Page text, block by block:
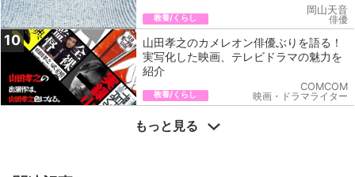
教養/くらし
岡山天音
俳優
10
山田孝之のカメレオン俳優ぶりを語る！
実写化した映画、テレビドラマの魅力を
紹介
教養/くらし
COMCOM
映画・ドラマライター
もっと見る